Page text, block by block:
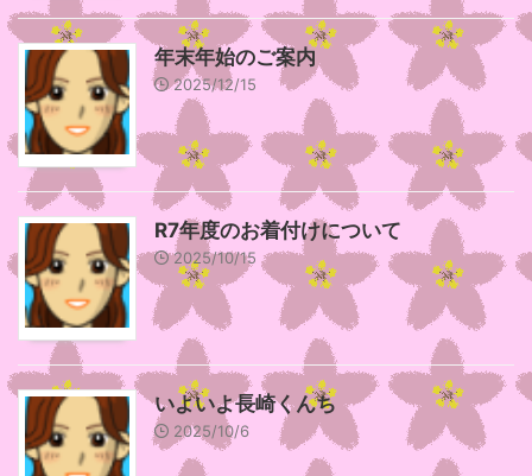
年末年始のご案内
2025/12/15
R7年度のお着付けについて
2025/10/15
いよいよ長崎くんち
2025/10/6